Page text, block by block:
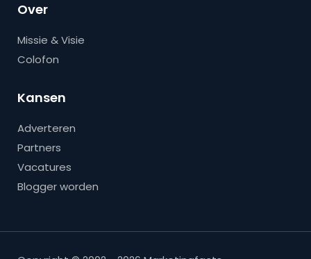
Over
Missie & Visie
Colofon
Kansen
Adverteren
Partners
Vacatures
Blogger worden